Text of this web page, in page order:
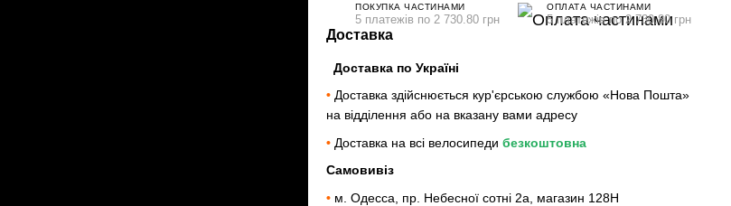
ПОКУПКА ЧАСТИНАМИ
5 платежів по 2 730.80 грн
ОПЛАТА ЧАСТИНАМИ
5 платежів по 2 730.80 грн
Доставка
Доставка по Україні
• Доставка здійснюється кур'єрською службою «Нова Пошта»
на відділення або на вказану вами адресу
• Доставка на всі велосипеди безкоштовна
Самовивіз
• м. Одесса, пр. Небесної сотні 2а, магазин 128Н